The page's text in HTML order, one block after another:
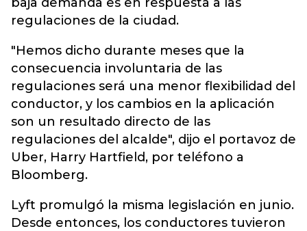
regulaciones de la ciudad.
"Hemos dicho durante meses que la
consecuencia involuntaria de las
regulaciones será una menor flexibilidad del
conductor, y los cambios en la aplicación
son un resultado directo de las
regulaciones del alcalde", dijo el portavoz de
Uber, Harry Hartfield, por teléfono a
Bloomberg.
Lyft promulgó la misma legislación en junio.
Desde entonces, los conductores tuvieron